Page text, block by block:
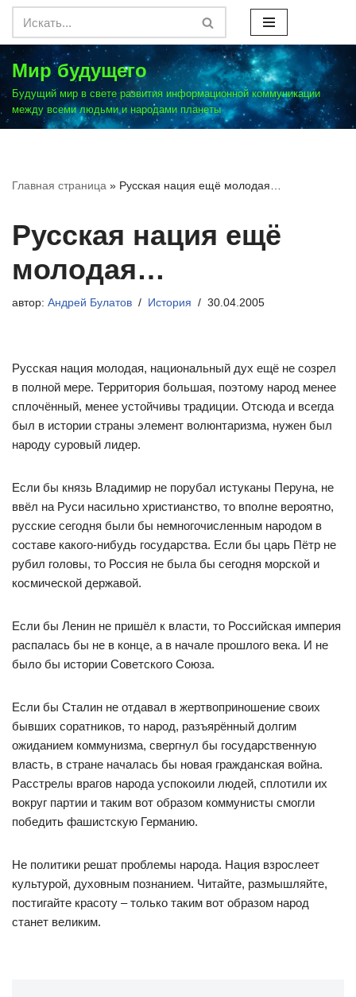
Перейти
к
содержимому
Мир будущего
Будущий мир в свете развития информационной коммуникации
между всеми людьми и народами планеты
Главная страница » Русская нация ещё молодая…
Русская нация ещё
молодая…
автор: Андрей Булатов История 30.04.2005
Русская нация молодая, национальный дух ещё не созрел
в полной мере. Территория большая, поэтому народ менее
сплочённый, менее устойчивы традиции. Отсюда и всегда
был в истории страны элемент волюнтаризма, нужен был
народу суровый лидер.
Если бы князь Владимир не порубал истуканы Перуна, не
ввёл на Руси насильно христианство, то вполне вероятно,
русские сегодня были бы немногочисленным народом в
составе какого-нибудь государства. Если бы царь Пётр не
рубил головы, то Россия не была бы сегодня морской и
космической державой.
Если бы Ленин не пришёл к власти, то Российская империя
распалась бы не в конце, а в начале прошлого века. И не
было бы истории Советского Союза.
Если бы Сталин не отдавал в жертвоприношение своих
бывших соратников, то народ, разъярённый долгим
ожиданием коммунизма, свергнул бы государственную
власть, в стране началась бы новая гражданская война.
Расстрелы врагов народа успокоили людей, сплотили их
вокруг партии и таким вот образом коммунисты смогли
победить фашистскую Германию.
Не политики решат проблемы народа. Нация взрослеет
культурой, духовным познанием. Читайте, размышляйте,
постигайте красоту – только таким вот образом народ
станет великим.